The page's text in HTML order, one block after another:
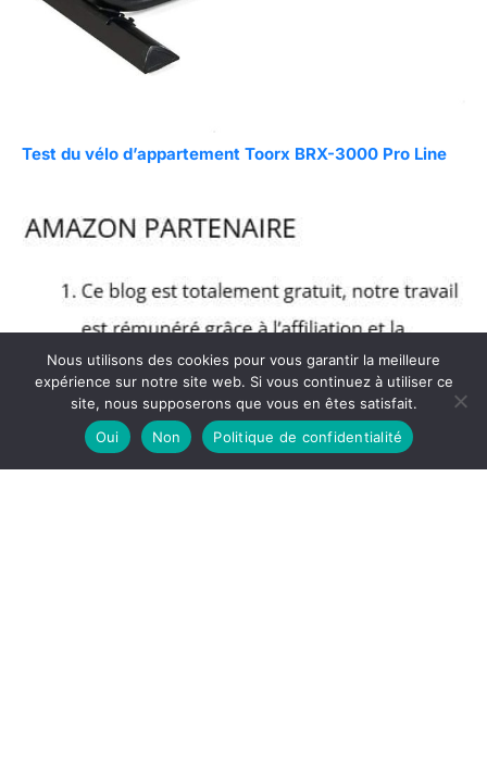
Test du vélo d’appartement Toorx BRX-3000 Pro Line
Nous utilisons des cookies pour vous garantir la meilleure
expérience sur notre site web. Si vous continuez à utiliser ce
site, nous supposerons que vous en êtes satisfait.
Oui
Non Politique de confidentialité